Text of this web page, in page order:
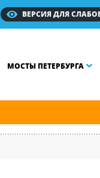
ВЕРСИЯ ДЛЯ
МОСТЫ ПЕТЕРБУРГА